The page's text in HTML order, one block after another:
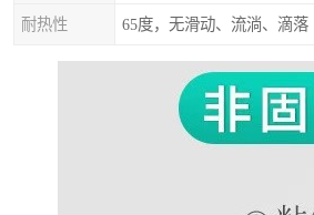
耐热性 65度，无滑动、流淌、滴落